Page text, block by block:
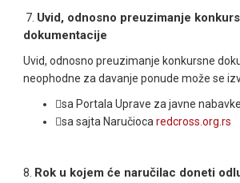
7. Uvid, odnosno preuzimanje
dokumentacije
Uvid, odnosno preuzimanje konkursne
neophodne za davanje ponude može se
sa Portala Uprave za javne nabavke
sa sajta Naručioca redcross.org.rs
8. Rok u kojem će naručilac doneti